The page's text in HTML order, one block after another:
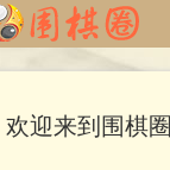
欢迎来到围棋圈